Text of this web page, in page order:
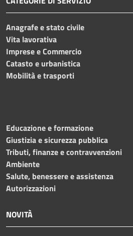
Anagrafe e stato civile
Vita lavorativa
Imprese e Commercio
Catasto e urbanistica
Mobilità e trasporti
Educazione e formazione
Giustizia e sicurezza pubblica
Tributi, finanze e contravvenzioni
Ambiente
Salute, benessere e assistenza
Autorizzazioni
NOVITÀ